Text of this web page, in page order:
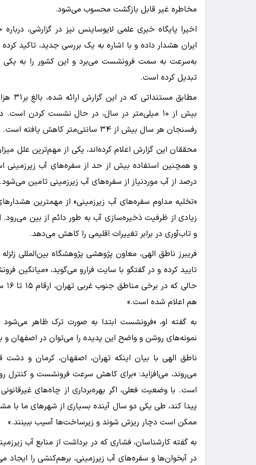
مخاطره غیر قابل بازگشت محسوب می‌شود.
اخیرا پایگاه خبری علمی لایو‌ساینس نیز در گزارشی،
ایران هشدار داده و با اشاره به یک بررسی جدید، تاکید
به‌سرعت به سمت فرونشست می‌برد و این کشور را به یکی
تبدیل کرده است.
بیش از ۱۰ میلی‌متر در سال، در حال نشست
رفسنجان هر سال بیش از ۳۴ سانتی‌متر کاهش یافته است.
محققان این گزارش اعلام کرده‌اند، یکی از مهم‌ترین علل
درصد از آب موردنیاز از سفره‌های آب زیرزمینی تامین می‌شود.
«تخلیه مداوم سفره‌های آب زیرزمینی» از مهمترین
زیادی از ظرفیت ذخیره‌سازی آب به طور دائم از بین
و تاب‌آوری در برابر تغییرات اقلیمی را کاهش می‌دهد.
فریبرز ناطق الهی، معاون پژوهشی پژوهشگاه بین‌المللی
تایید کرده و در گفتگو با سایت فرارو می‌گوید،
هم اعلام شده است.»
به گفته او، «فرونشست ابتدا به صورت ترک ظاهر
نمونه‌های روشن و واضح این پدیده را می‌توان در اصفهان
ناطق الهی با بیان اینکه تهران، اصفهان، کرمان و دشت
می‌روند، می‌افزاید: «برای کاهش سرعت فرونشست و
است. با وضعیت فعلی، اگر بهره‌برداری از چاه‌های
پیدا کند، طی یکی دو سال آینده بسیاری از شهرهای ما
ممکن است دچار ریزش شوند و زیرساخت‌ها آسیب ببینند.»
به گفته کارشناسان، فشاری که در برداشت از منابع آب
در آبخوان‌ها و سفره‌های آب زیرزمینی، برهم‌‌کنشی را